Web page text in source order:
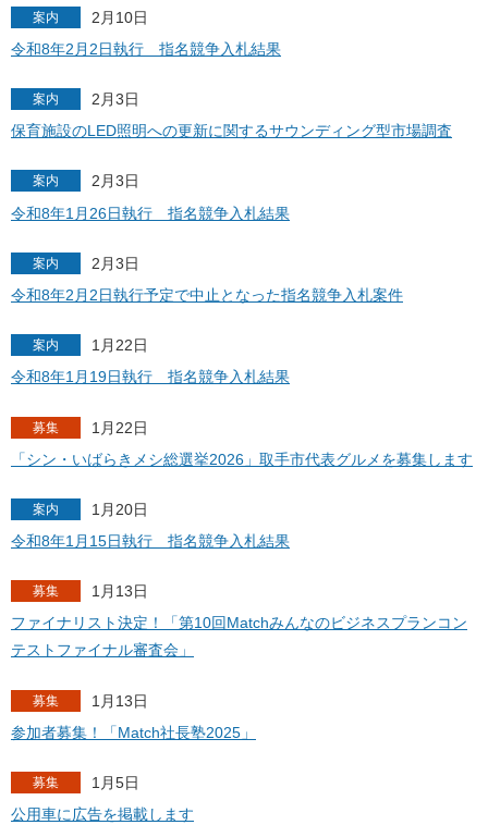
案内
2月10日
令和8年2月2日執行 指名競争入札結果
案内
2月3日
保育施設のLED照明への更新に関するサウンディング型市場調査
案内
2月3日
令和8年1月26日執行 指名競争入札結果
案内
2月3日
令和8年2月2日執行予定で中止となった指名競争入札案件
案内
1月22日
令和8年1月19日執行 指名競争入札結果
募集
1月22日
「シン・いばらきメシ総選挙2026」取手市代表グルメを募集します
案内
1月20日
令和8年1月15日執行 指名競争入札結果
募集
1月13日
ファイナリスト決定！「第10回Matchみんなのビジネスプランコン
テストファイナル審査会」
募集
1月13日
参加者募集！「Match社長塾2025」
募集
1月5日
公用車に広告を掲載します